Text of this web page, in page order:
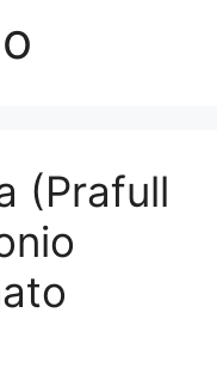
(Prafull